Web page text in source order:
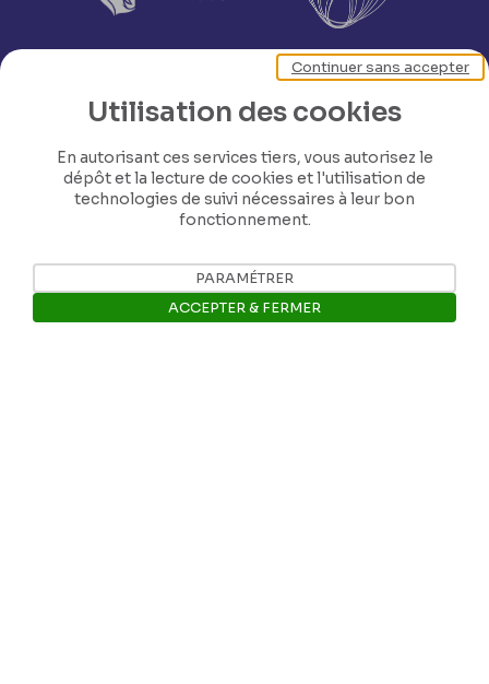
Nos coordonnées
Utilisation des cookies
En autorisant ces services tiers, vous autorisez le
dépôt et la lecture de cookies et l'utilisation de
technologies de suivi nécessaires à leur bon
fonctionnement.
Continuer sans accepter
PARAMÉTRER
ACCEPTER & FERMER